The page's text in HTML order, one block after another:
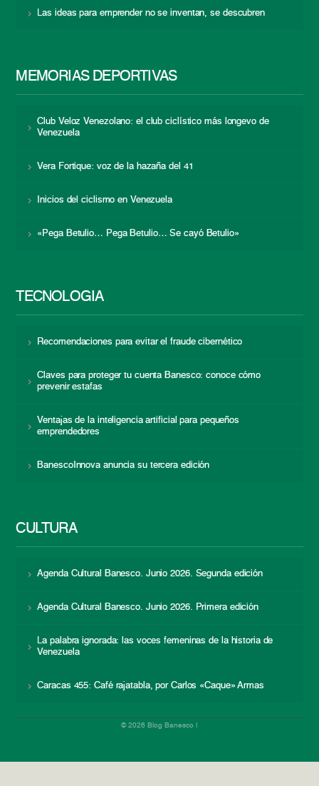
Las ideas para emprender no se inventan, se descubren
MEMORIAS DEPORTIVAS
Club Veloz Venezolano: el club ciclístico más longevo de
Venezuela
Vera Fortique: voz de la hazaña del 41
Inicios del ciclismo en Venezuela
«Pega Betulio… Pega Betulio… Se cayó Betulio»
TECNOLOGÍA
Recomendaciones para evitar el fraude cibernético
Claves para proteger tu cuenta Banesco: conoce cómo
prevenir estafas
Ventajas de la inteligencia artificial para pequeños
emprendedores
BanescoInnova anuncia su tercera edición
CULTURA
Agenda Cultural Banesco. Junio 2026. Segunda edición
Agenda Cultural Banesco. Junio 2026. Primera edición
La palabra ignorada: las voces femeninas de la historia de
Venezuela
Caracas 455: Café rajatabla, por Carlos «Caque» Armas
© 2026 Blog Banesco |